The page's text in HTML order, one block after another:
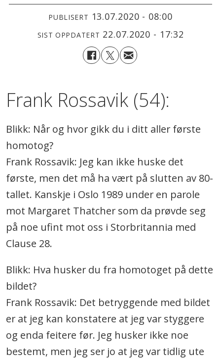
PUBLISERT 13.07.2020 - 08:00
SIST OPPDATERT 22.07.2020 - 17:32
Frank Rossavik (54):
Blikk: Når og hvor gikk du i ditt aller første
homotog?
Frank Rossavik: Jeg kan ikke huske det
første, men det må ha vært på slutten av 80-
tallet. Kanskje i Oslo 1989 under en parole
mot Margaret Thatcher som da prøvde seg
på noe ufint mot oss i Storbritannia med
Clause 28.
Blikk: Hva husker du fra homotoget på dette
bildet?
Frank Rossavik: Det betryggende med bildet
er at jeg kan konstatere at jeg var styggere
og enda feitere før. Jeg husker ikke noe
bestemt, men jeg ser jo at jeg var tidlig ute